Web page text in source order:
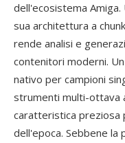
dell'ecosistema
sua architettura a
rende analisi e
contenitori moderni.
nativo per campioni
strumenti multi-ottava
caratteristica preziosa
dell'epoca. Sebbene la